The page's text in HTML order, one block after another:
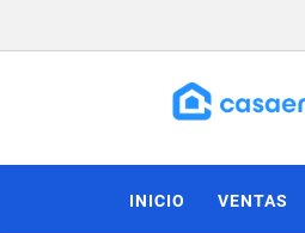
INICIO VENTAS